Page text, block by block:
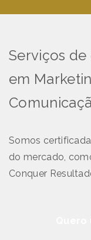
Serviços
em
Somos
do mercado,
Conquer